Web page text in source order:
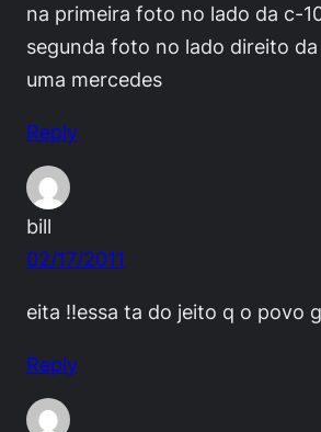
na primeira foto no lado da c-
segunda foto no lado direito
uma mercedes
Reply
bill
02/17/2011
eita !!essa ta do jeito q o povo
Reply